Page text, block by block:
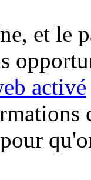
et le
activé